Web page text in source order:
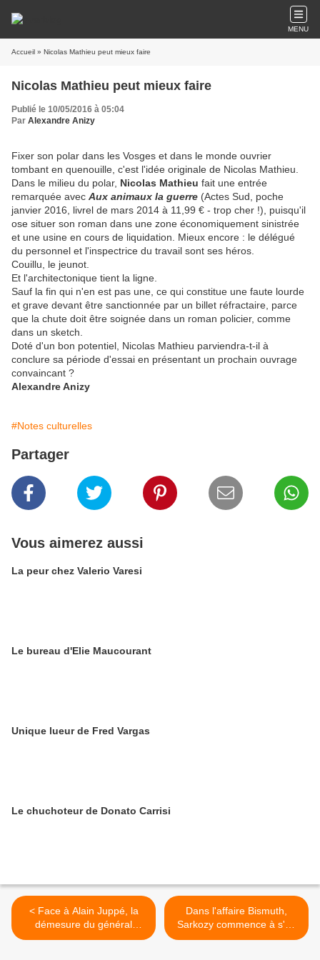
MENU
Accueil » Nicolas Mathieu peut mieux faire
Nicolas Mathieu peut mieux faire
Publié le 10/05/2016 à 05:04
Par Alexandre Anizy
Fixer son polar dans les Vosges et dans le monde ouvrier
tombant en quenouille, c'est l'idée originale de Nicolas Mathieu.
Dans le milieu du polar, Nicolas Mathieu fait une entrée
remarquée avec Aux animaux la guerre (Actes Sud, poche
janvier 2016, livrel de mars 2014 à 11,99 € - trop cher !), puisqu'il
ose situer son roman dans une zone économiquement sinistrée
et une usine en cours de liquidation. Mieux encore : le délégué
du personnel et l'inspectrice du travail sont ses héros.
Couillu, le jeunot.
Et l'architectonique tient la ligne.
Sauf la fin qui n'en est pas une, ce qui constitue une faute lourde
et grave devant être sanctionnée par un billet réfractaire, parce
que la chute doit être soignée dans un roman policier, comme
dans un sketch.
Doté d'un bon potentiel, Nicolas Mathieu parviendra-t-il à
conclure sa période d'essai en présentant un prochain ouvrage
convaincant ?
Alexandre Anizy
#Notes culturelles
Partager
Vous aimerez aussi
La peur chez Valerio Varesi
Le bureau d'Elie Maucourant
Unique lueur de Fred Vargas
Le chuchoteur de Donato Carrisi
< Face à Alain Juppé, la
démesure du général
Vincent Desportes
Dans l'affaire Bismuth,
Sarkozy commence à s'en
sortir >